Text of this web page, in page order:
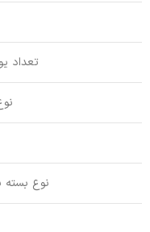
تعداد
نوع بسته